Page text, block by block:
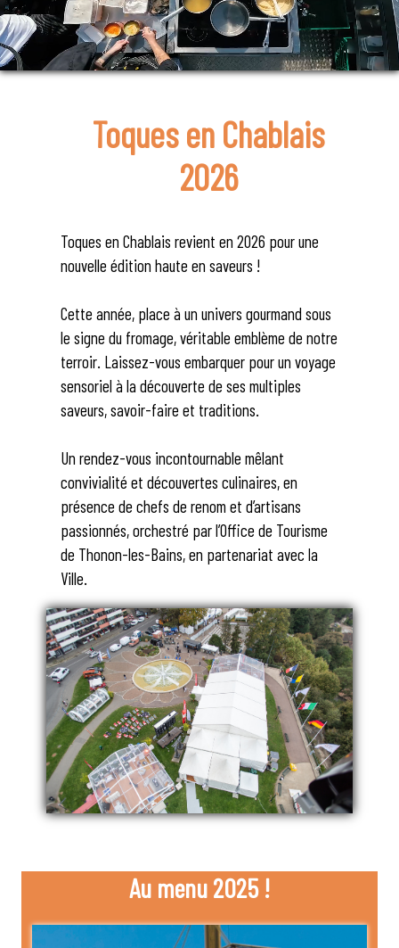
Toques en Chablais
2026
Toques en Chablais revient en 2026 pour une
nouvelle édition haute en saveurs !
Cette année, place à un univers gourmand sous
le signe du fromage, véritable emblème de notre
terroir. Laissez-vous embarquer pour un voyage
sensoriel à la découverte de ses multiples
saveurs, savoir-faire et traditions.
Un rendez-vous incontournable mêlant
convivialité et découvertes culinaires, en
présence de chefs de renom et d’artisans
passionnés, orchestré par l’Office de Tourisme
de Thonon-les-Bains, en partenariat avec la
Ville.
Au menu 2025 !